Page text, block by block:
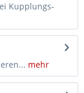
Kupplungs-
mehr